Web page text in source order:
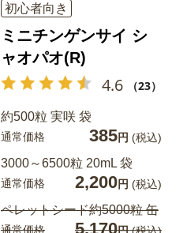
初心者向き
ミニチンゲンサイ シ
ャオパオ(R)
4.6 （23）
約500粒 実咲 袋
通常価格 385円 (税込)
3000～6500粒 20mL 袋
通常価格 2,200円 (税込)
ペレットシード約5000粒 缶
通常価格 5,170